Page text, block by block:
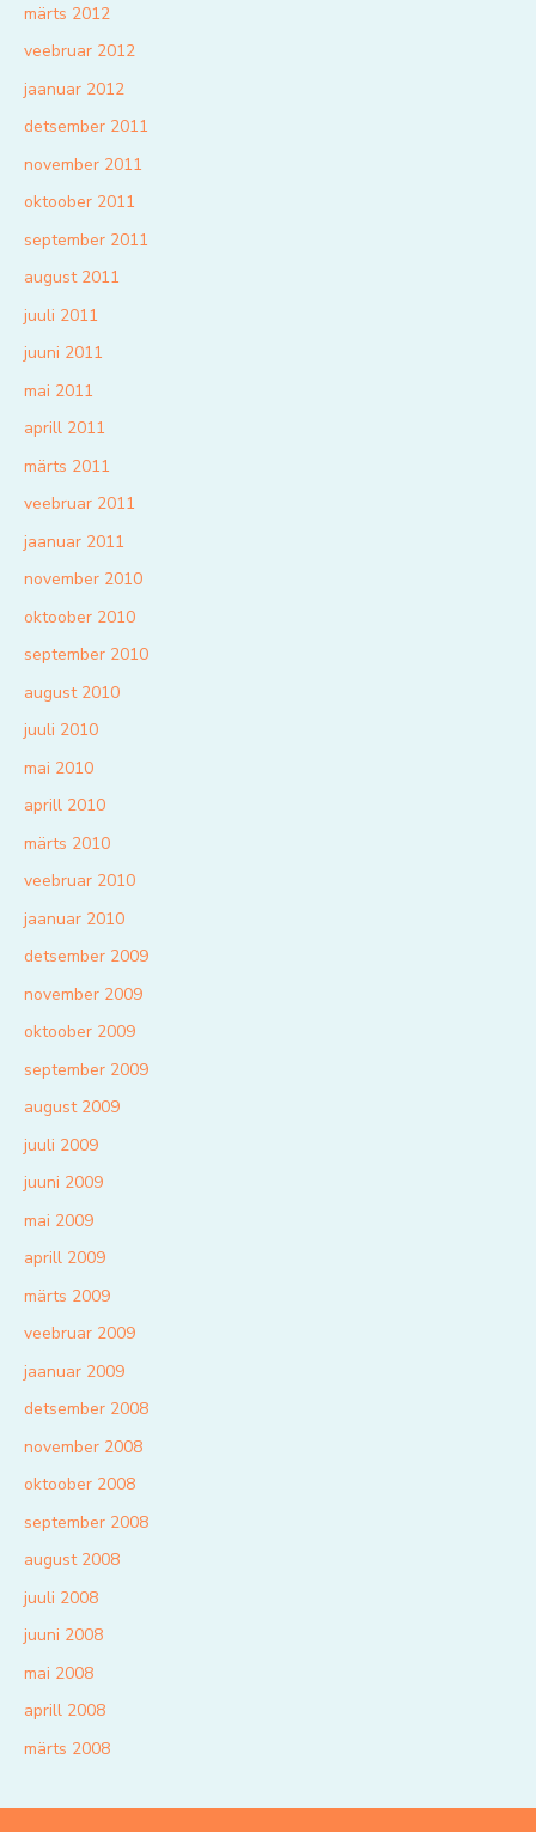
märts 2012
veebruar 2012
jaanuar 2012
detsember 2011
november 2011
oktoober 2011
september 2011
august 2011
juuli 2011
juuni 2011
mai 2011
aprill 2011
märts 2011
veebruar 2011
jaanuar 2011
november 2010
oktoober 2010
september 2010
august 2010
juuli 2010
mai 2010
aprill 2010
märts 2010
veebruar 2010
jaanuar 2010
detsember 2009
november 2009
oktoober 2009
september 2009
august 2009
juuli 2009
juuni 2009
mai 2009
aprill 2009
märts 2009
veebruar 2009
jaanuar 2009
detsember 2008
november 2008
oktoober 2008
september 2008
august 2008
juuli 2008
juuni 2008
mai 2008
aprill 2008
märts 2008